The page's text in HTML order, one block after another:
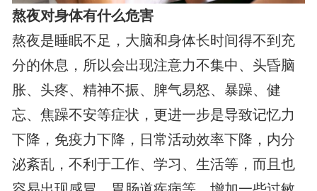
熬夜对身体有什么危害
熬夜是睡眠不足，大脑和身体长时间得不到充
分的休息，所以会出现注意力不集中、头昏脑
胀、头疼、精神不振、脾气易怒、暴躁、健
忘、焦躁不安等症状，更进一步是导致记忆力
下降，免疫力下降，日常活动效率下降，内分
泌紊乱，不利于工作、学习、生活等，而且也